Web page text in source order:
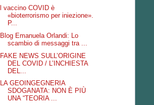
l vaccino COVID è
«bioterrorismo per iniezione».
P...
Blog Emanuela Orlandi: Lo
scambio di messaggi tra ...
FAKE NEWS SULL’ORIGINE
DEL COVID / L’INCHIESTA
DEL...
LA GEOINGEGNERIA
SDOGANATA: NON È PIÙ
UNA “TEORIA ...